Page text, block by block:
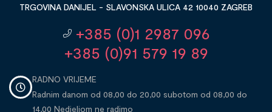
TRGOVINA DANIJEL - SLAVONSKA ULICA 42 10040 ZAGREB
+385 (0)1 2987 096
+385 (0)91 579 19 89
RADNO VRIJEME
Radnim danom od 08,00 do 20,00 subotom od 08,00 do
14,00 Nedjeljom ne radimo